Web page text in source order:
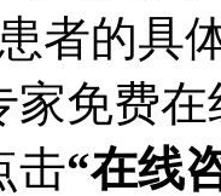
者的具
家免费
击“在线